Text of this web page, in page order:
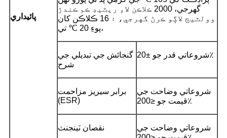
پائيداري
گهرجي، 2000 ڪلاڪن لاءِ ريٽيڊ ڪم ڪندڙ
وولٽيج لاڳو ڪرڻ گهرجي، ۽ 16 ڪلاڪن کان
پوءِ 20 ℃ تي،
گنجائش جي تبديلي جي
شرح
شروعاتي قدر جو ±20٪
برابر سيريز مزاحمت
(ESR)
شروعاتي وضاحت جي
قيمت جو ≤200٪
نقصان ٽينجنٽ
شروعاتي وضاحت جي